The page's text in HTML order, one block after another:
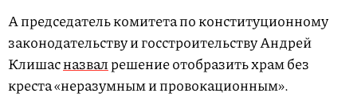
А председатель комитета по конституционному
законодательству и госстроительству Андрей
Клишасназвалрешение отобразить храм без
креста «неразумным и провокационным».